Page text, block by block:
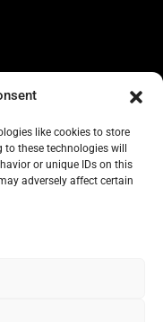
like cookies to store
these technologies will
or unique IDs on this
adversely affect certain
saugoti asmens